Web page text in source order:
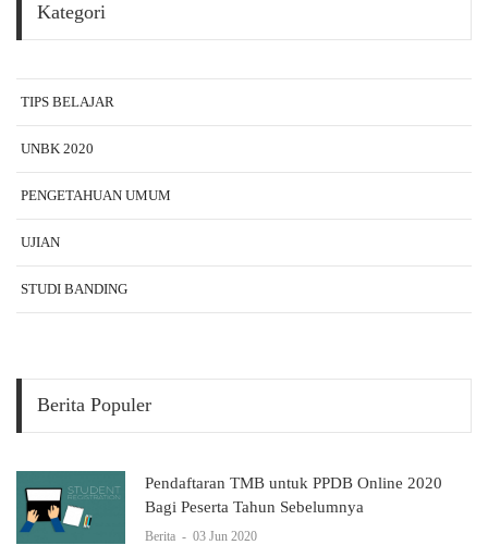
Kategori
TIPS BELAJAR
UNBK 2020
PENGETAHUAN UMUM
UJIAN
STUDI BANDING
Berita Populer
Pendaftaran TMB untuk PPDB Online 2020
Bagi Peserta Tahun Sebelumnya
Berita - 03 Jun 2020